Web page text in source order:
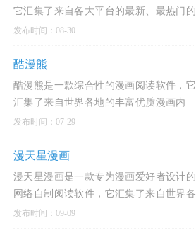
它汇集了来自各大平台的最新、最热门的
动漫内容，为用户提供了一个全面、便捷
发布时间：08-30
酷漫熊
酷漫熊是一款综合性的漫画阅读软件，它
汇集了来自世界各地的丰富优质漫画内
容，为用户提供了一个多元化的阅读平
发布时间：07-29
漫天星漫画
漫天星漫画是一款专为漫画爱好者设计的
网络自制阅读软件，它汇集了来自世界各
地的热门漫画资源，包括日韩、欧美等经
发布时间：09-09